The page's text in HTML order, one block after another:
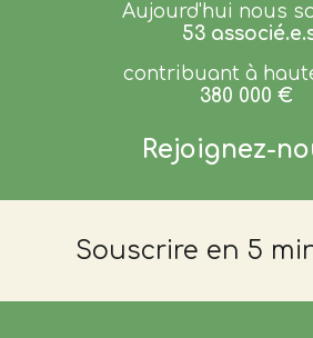
Aujourd'hui nous
53
contribuant à
380 000 €
Rejoignez-
Souscrire en 5